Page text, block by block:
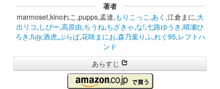
著者
marmoset,kinoれこ,pupps,孟達,もりこっこ ,あく ,江倉まに,大
出リコ, しぴー,高原由,ちうね,ちざきゃ,な!,七路ゆうき ,晴瀬ひ
ろき ,fujy,酒虎,ぷらぱ,花咲まにお,森乃葉りふ,れぐ95,レフトハ
ンド
あらすじ